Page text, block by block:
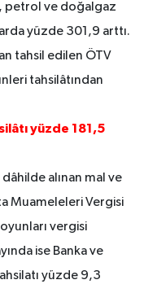
petrol ve doğalgaz
yüzde 301,9 arttı.
tahsil edilen ÖTV
tahsilâtından
yüzde 181,5
alınan mal ve
Muameleleri Vergisi
vergisi
ise Banka ve
yüzde 9,3